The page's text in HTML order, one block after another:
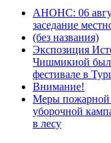
АНОНС: 06
заседание
(без названия)
Экспозиция
Чишмикиой
фестивале в
Внимание!
Меры пожарной
уборочной
в лесу